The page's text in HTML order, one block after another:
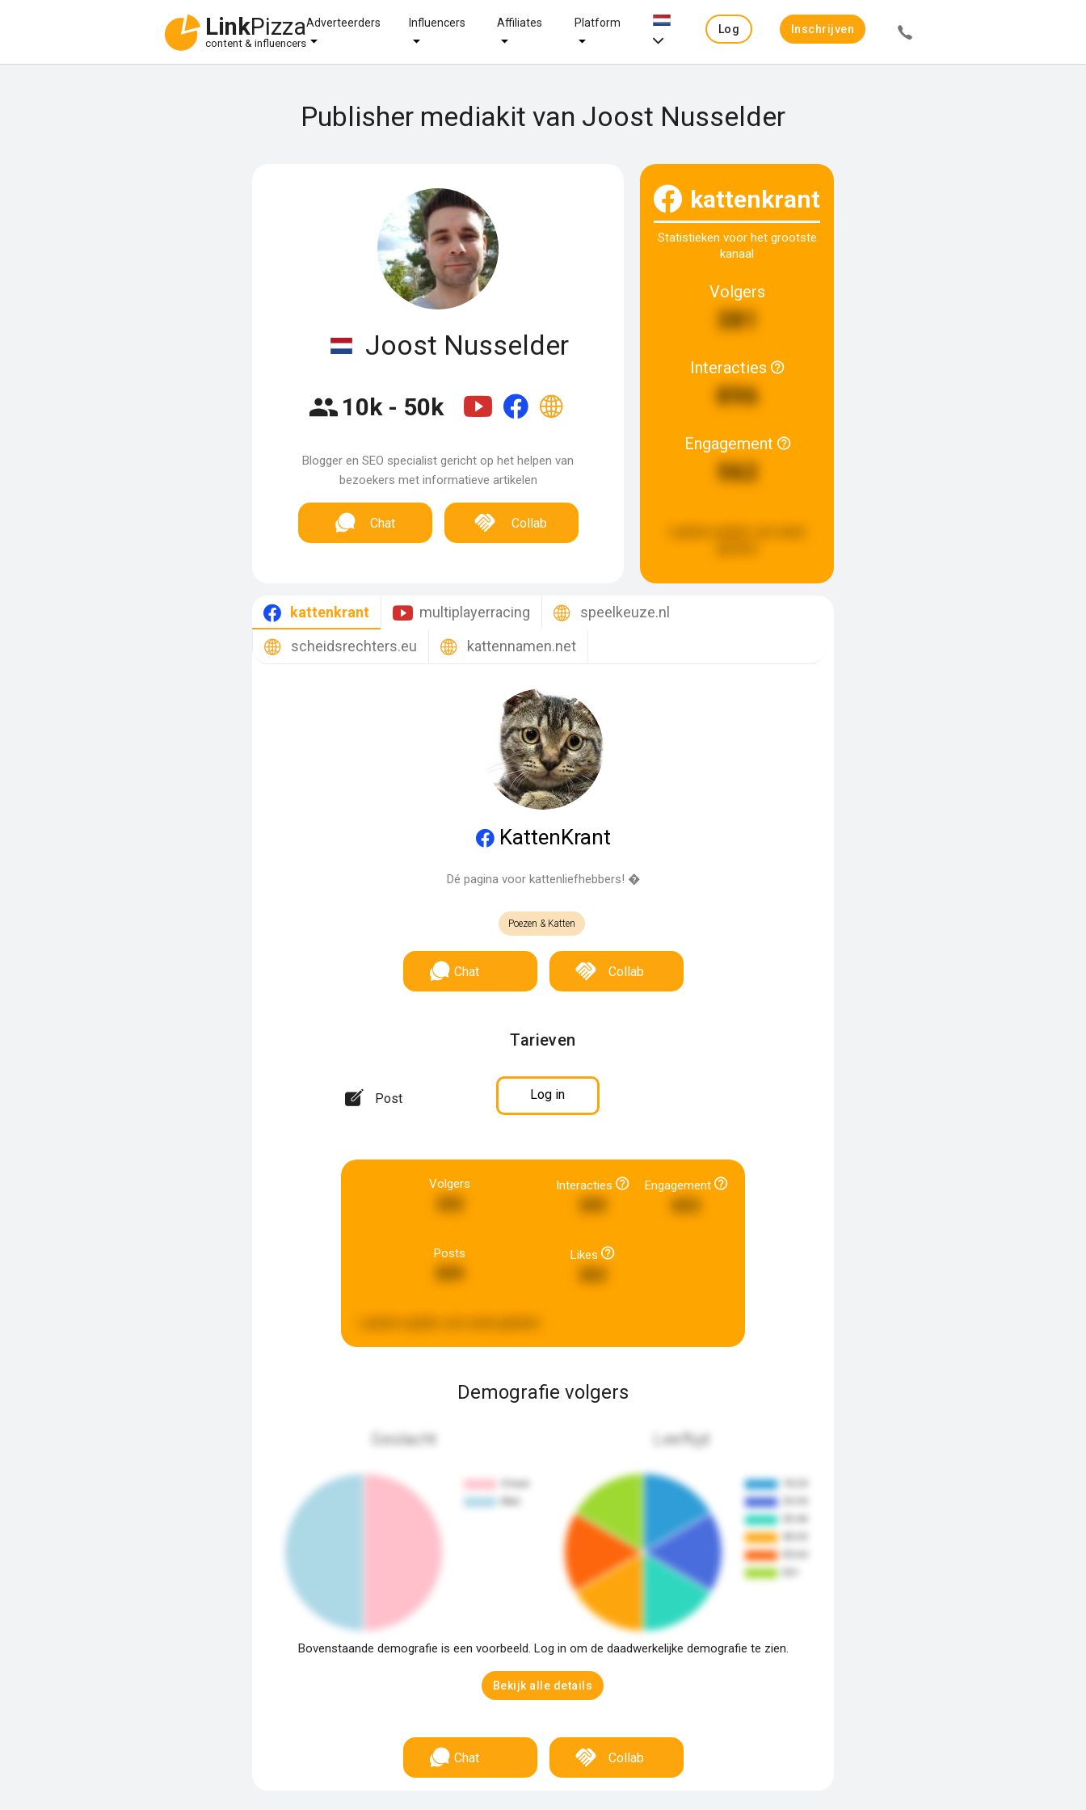
LinkPizza
content & influencers
Adverteerders Influencers Affiliates Platform
Log
Inschrijven
Publisher mediakit van Joost Nusselder
Joost Nusselder
10k - 50k
Blogger en SEO specialist gericht op het helpen van
bezoekers met informatieve artikelen
Chat Collab
kattenkrant
Statistieken voor het grootste
kanaal
Volgers
381
Interacties
896
Engagement
562
kattenkrant multiplayerracing
speelkeuze.nl
scheidsrechters.eu
kattennamen.net
KattenKrant
Dé pagina voor kattenliefhebbers! �
Poezen & Katten
Chat Collab
Tarieven
Post Log in
Volgers Interacties Engagement
Posts Likes
Demografie volgers
Geslacht Leeftijd
Bovenstaande demografie is een voorbeeld. Log in om de daadwerkelijke demografie te zien.
Bekijk alle details
Chat Collab